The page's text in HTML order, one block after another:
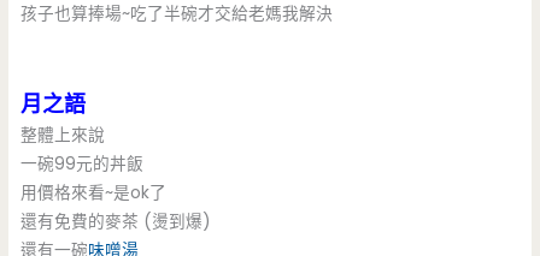
孩子也算捧場~吃了半碗才交給老媽我解決
月之語
整體上來說
一碗99元的丼飯
用價格來看~是ok了
還有免費的麥茶 (燙到爆)
還有一碗味噌湯